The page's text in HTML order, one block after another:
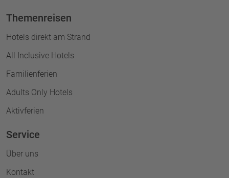
Themenreisen
Hotels direkt am Strand
All Inclusive Hotels
Familienferien
Adults Only Hotels
Aktivferien
Service
Über uns
Kontakt